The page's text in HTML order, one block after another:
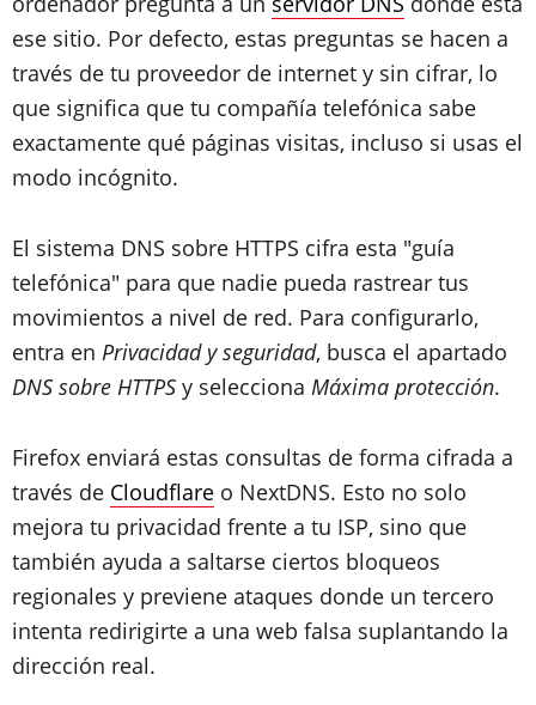
ese sitio. Por defecto, estas preguntas se hacen a
través de tu proveedor de internet y sin cifrar, lo
que significa que tu compañía telefónica sabe
exactamente qué páginas visitas, incluso si usas el
modo incógnito.
El sistema DNS sobre HTTPS cifra esta "guía
telefónica" para que nadie pueda rastrear tus
movimientos a nivel de red. Para configurarlo,
entra en Privacidad y seguridad, busca el apartado
DNS sobre HTTPS y selecciona Máxima protección.
Firefox enviará estas consultas de forma cifrada a
través de Cloudflare o NextDNS. Esto no solo
mejora tu privacidad frente a tu ISP, sino que
también ayuda a saltarse ciertos bloqueos
regionales y previene ataques donde un tercero
intenta redirigirte a una web falsa suplantando la
dirección real.